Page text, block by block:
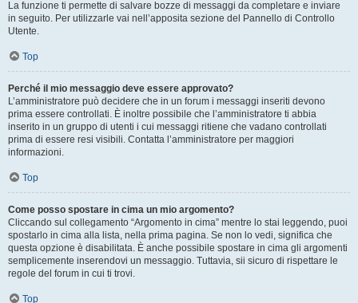
La funzione ti permette di salvare bozze di messaggi da completare e inviare
in seguito. Per utilizzarle vai nell’apposita sezione del Pannello di Controllo
Utente.
Top
Perché il mio messaggio deve essere approvato?
L’amministratore può decidere che in un forum i messaggi inseriti devono
prima essere controllati. È inoltre possibile che l’amministratore ti abbia
inserito in un gruppo di utenti i cui messaggi ritiene che vadano controllati
prima di essere resi visibili. Contatta l’amministratore per maggiori
informazioni.
Top
Come posso spostare in cima un mio argomento?
Cliccando sul collegamento “Argomento in cima” mentre lo stai leggendo, puoi
spostarlo in cima alla lista, nella prima pagina. Se non lo vedi, significa che
questa opzione è disabilitata. È anche possibile spostare in cima gli argomenti
semplicemente inserendovi un messaggio. Tuttavia, sii sicuro di rispettare le
regole del forum in cui ti trovi.
Top